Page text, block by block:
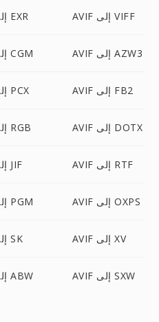
AVIF إلى EXR AVIF إلى VIFF
AVIF إلى CGM AVIF إلى AZW3
AVIF إلى PCX AVIF إلى FB2
AVIF إلى RGB AVIF إلى DOTX
AVIF إلى JIF AVIF إلى RTF
AVIF إلى PGM AVIF إلى OXPS
AVIF إلى SK AVIF إلى XV
AVIF إلى ABW AVIF إلى SXW